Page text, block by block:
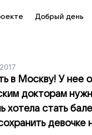
Добрый день
в Москву! У нее
докторам
хотела стать